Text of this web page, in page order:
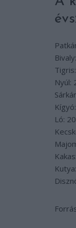
Bivaly:
Tigris:
Nyúl:
Kígyó:
Ló:
Kakas:
Kutya: